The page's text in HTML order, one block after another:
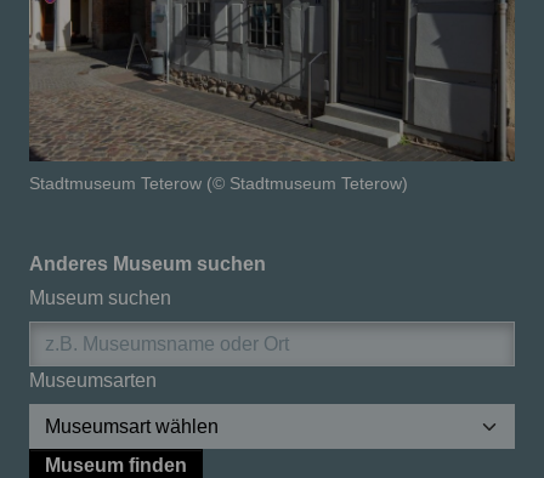
Stadtmuseum Teterow (© Stadtmuseum Teterow)
Anderes Museum suchen
Museum suchen
Museumsarten
Museum finden